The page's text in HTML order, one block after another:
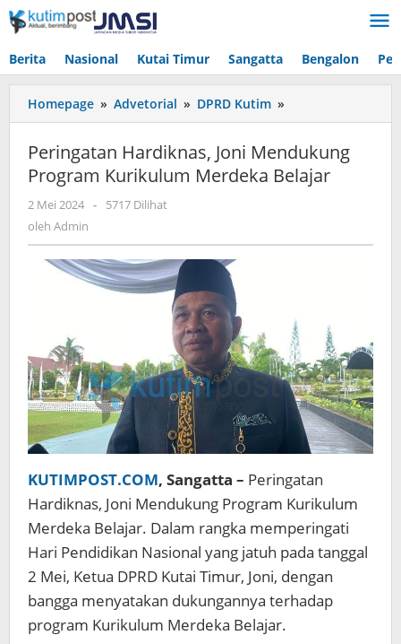
Lewati
ke
Berita Nasional Kutai Timur Sangatta Bengalon
Homepage » Advetorial » DPRD Kutim »
Hardiknas,
Mendukung
Program
Peringatan Hardiknas, Joni Mendukung
Program Kurikulum Merdeka Belajar
2 Mei 2024 oleh
-
5717 Dilihat
oleh Admin
KUTIMPOST.COM, Sangatta – Peringatan
Hardiknas, Joni Mendukung Program Kurikulum
Merdeka Belajar. Dalam rangka memperingati
Hari Pendidikan Nasional yang jatuh pada tanggal
2 Mei, Ketua DPRD Kutai Timur, Joni, dengan
bangga menyatakan dukungannya terhadap
program Kurikulum Merdeka Belajar.